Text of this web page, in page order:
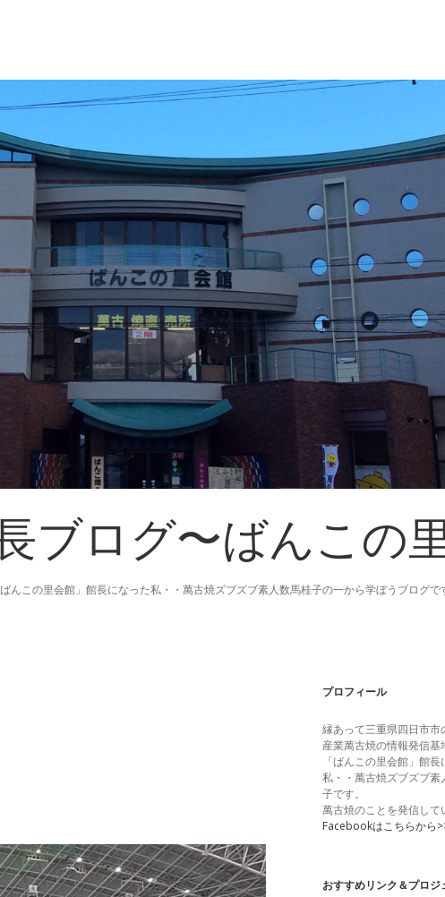
ブログ〜ばんこの
この里会館」館長になった私・・萬古焼ズブズブ素人数馬桂子の一から学ぼうブログで
Sidebar
プロフィール
縁あって三重県四日市市
産業萬古焼の情報発信基
「ばんこの里会館」館長
私・・萬古焼ズブズブ素
子です。
萬古焼のことを発信して
Facebookはこちらから
おすすめリンク＆プロジ